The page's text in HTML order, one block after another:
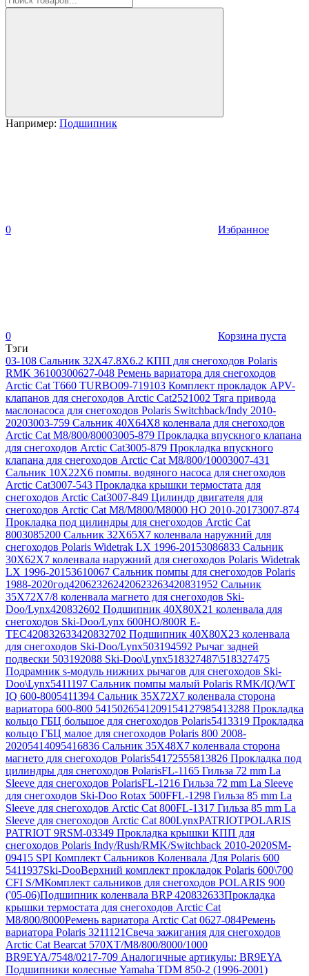
Например: Подшипник
0 Избранное
0
Корзина пуста
Тэги
03-108 Сальник 32X47.8X6.2 КПП для снегоходов Polaris
RMK 36100300627-048 Ремень вариатора для снегоходов
Arctic Cat T660 TURBO09-719103 Комплект прокладок APV-
клапанов для снегоходов Arctic Cat2521002 Тяга привода
маслонасоса для снегоходов Polaris Switchback/Indy 2010-
20203003-759 Сальник 40X64X8 коленвала для снегоходов
Arctic Cat M8/800/80003005-879 Прокладка впускного клапана
для снегоходов Arctic Cat3005-879 Прокладка впускного
клапана для снегоходов Arctic Cat M8/800/10003007-431
Сальник 10X22X6 помпы. водяного насоса для снегоходов
Arctic Cat3007-543 Прокладка крышки термостата для
снегоходов Arctic Cat3007-849 Цилиндр двигателя для
снегоходов Arctic Cat M8/M800/M8000 HO 2010-20173007-874
Прокладка под цилиндры для снегоходов Arctic Cat
8003085200 Сальник 32X65X7 коленвала наружний для
снегоходов Polaris Widetrak LX 1996-20153086833 Сальник
30X62X7 коленвала наружний для снегоходов Polaris Widetrak
LX 1996-20153610067 Сальник помпы для снегоходов Polaris
1988-2020год420623262420623263420831952 Сальник
35X72X7/8 коленвала магнето для снегоходов Ski-
Doo/Lynx420832602 Подшипник 40X80X21 коленвала для
снегоходов Ski-Doo/Lynx 600HO/800R E-
TEC420832633420832702 Подшипник 40X80X23 коленвала
для снегоходов Ski-Doo/Lynx503194592 Рычаг задней
подвески 503192088 Ski-Doo\Lynx518327487\518327475
Подрамник s-модуль нижних рычагов для снегоходов Ski-
Doo\Lynx5411197 Сальник помпы малый Polaris RMK/IQ/WT
IQ 600-8005411394 Сальник 35X72X7 коленвала сторона
вариатора 600-800 54150265412091 54127985413288 Прокладка
кольцо ГБЦ большое для снегоходов Polaris5413319 Прокладка
кольцо ГБЦ малое для снегоходов Polaris 800 2008-
20205414095416836 Сальник 35X48X7 коленвала сторона
магнето для снегоходов Polaris54172555813826 Прокладка под
цилиндры для снегоходов PolarisFL-1165 Гильза 72 mm La
Sleeve для снегоходов PolarisFL-1216 Гильза 72 mm La Sleeve
для снегоходов Ski-Doo Rotax 500FFL-1298 Гильза 85 mm La
Sleeve для снегоходов Arctic Cat 800FL-1317 Гильза 85 mm La
Sleeve для снегоходов Arctic Cat 800LynxPATRIOTPOLARIS
PATRIOT 9RSM-03349 Прокладка крышки КПП для
снегоходов Polaris Indy/Rush/RMK/Switchback 2010-2020SM-
09415 SPI Комплект Сальников Коленвала Для Polaris 600
5411937Ski-DooВерхний комплект прокладок Polaris 600\700
CFI S/MКомплект сальников для снегоходов POLARIS 900
('05-06)Подшипник коленвала BRP 420832633Прокладка
крышки термостата для снегоходов Arctic Cat
M8/800/8000Ремень вариатора Arctic Cat 0627-084Ремень
вариатора Polaris 3211121Свеча зажигания для снегоходов
Arctic Cat Bearcat 570XT/M8/800/8000/1000
BR9EYA/7548/0217-709 Аналогичные артикулы: BR9EYA
Подшипники колесные Yamaha TDM 850-2 (1996-2001)